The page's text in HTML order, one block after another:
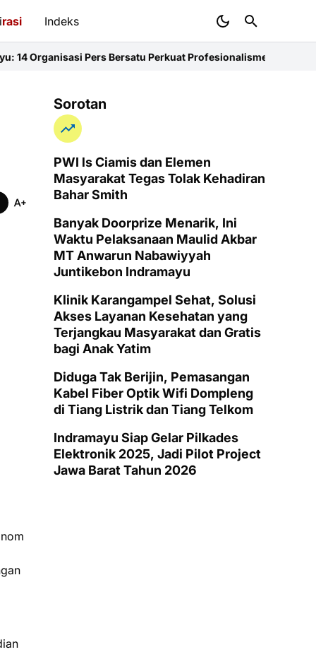
rasi Indeks
Bersatu Perkuat Profesionalisme dan KEJDiduga Sunat
Sorotan
PWI ls Ciamis dan Elemen
Masyarakat Tegas Tolak Kehadiran
Bahar Smith
Banyak Doorprize Menarik, Ini
Waktu Pelaksanaan Maulid Akbar
MT Anwarun Nabawiyyah
Juntikebon Indramayu
Klinik Karangampel Sehat, Solusi
Akses Layanan Kesehatan yang
Terjangkau Masyarakat dan Gratis
bagi Anak Yatim
Diduga Tak Berijin, Pemasangan
Kabel Fiber Optik Wifi Dompleng
di Tiang Listrik dan Tiang Telkom
Indramayu Siap Gelar Pilkades
Elektronik 2025, Jadi Pilot Project
Jawa Barat Tahun 2026